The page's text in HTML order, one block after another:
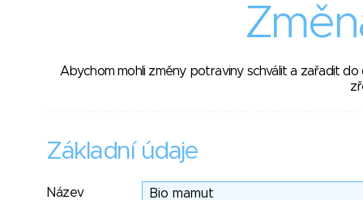
Abychom mohli změny potraviny schválit a zařadit
Základní údaje
Název